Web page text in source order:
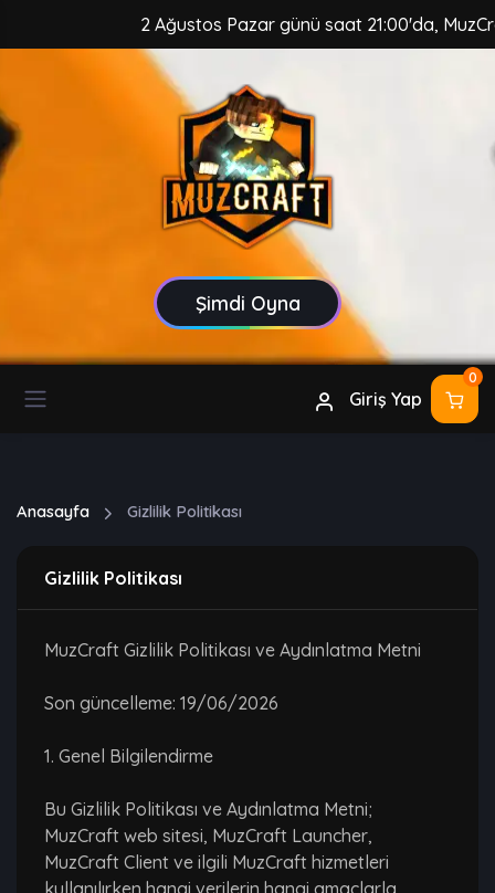
2 Ağustos Pazar günü saat 21:00'da,
Şimdi Oyna
Giriş Yap
0
Anasayfa Gizlilik Politikası
Gizlilik Politikası
MuzCraft Gizlilik Politikası ve Aydınlatma Metni
Son güncelleme: 19/06/2026
1. Genel Bilgilendirme
Bu Gizlilik Politikası ve Aydınlatma Metni;
MuzCraft web sitesi, MuzCraft Launcher,
MuzCraft Client ve ilgili MuzCraft hizmetleri